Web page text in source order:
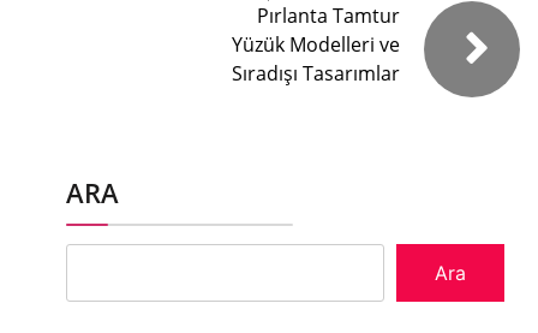
Pırlanta Tamtur
Yüzük Modelleri ve
Sıradışı Tasarımlar
ARA
Ara